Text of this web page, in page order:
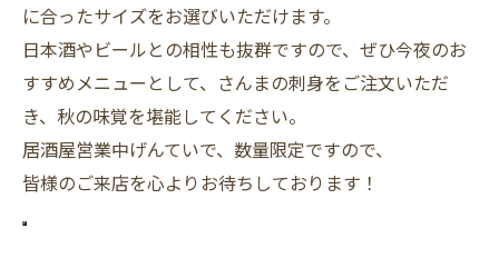
に合ったサイズをお選びいただけます。
日本酒やビールとの相性も抜群ですので、ぜひ今夜のお
すすめメニューとして、さんまの刺身をご注文いただ
き、秋の味覚を堪能してください。
居酒屋営業中げんていで、数量限定ですので、
皆様のご来店を心よりお待ちしております！